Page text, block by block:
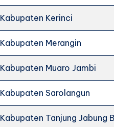
Kabupaten Kerinci
Kabupaten Merangin
Kabupaten Muaro Jambi
Kabupaten Sarolangun
Kabupaten Tanjung Jabung